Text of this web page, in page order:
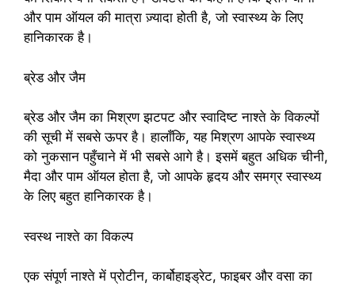
और पाम ऑयल की मात्रा ज़्यादा होती है, जो स्वास्थ्य के लिए
हानिकारक है।
ब्रेड और जैम
ब्रेड और जैम का मिश्रण झटपट और स्वादिष्ट नाश्ते के विकल्पों
की सूची में सबसे ऊपर है। हालाँकि, यह मिश्रण आपके स्वास्थ्य
को नुकसान पहुँचाने में भी सबसे आगे है। इसमें बहुत अधिक चीनी,
मैदा और पाम ऑयल होता है, जो आपके हृदय और समग्र स्वास्थ्य
के लिए बहुत हानिकारक है।
स्वस्थ नाश्ते का विकल्प
एक संपूर्ण नाश्ते में प्रोटीन, कार्बोहाइड्रेट, फाइबर और वसा का